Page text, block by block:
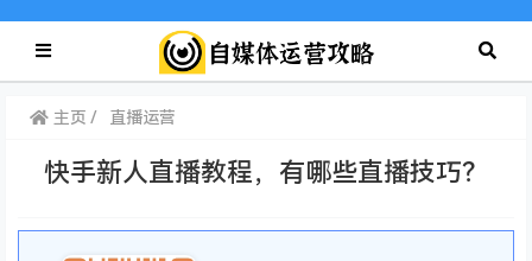
主页 直播运营
快手新人直播教程，有哪些直播技巧？